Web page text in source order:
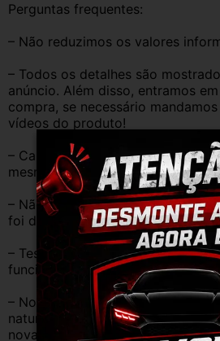
Perguntas frequentes:
– Não reduzimos os valores
– Todos os detalhes são
anúncio. Além disso, entramos
compra, se necessário
vídeos do produto!
– Caso o código original da peça
mesmo descrito no anúncio
– Não temos informação sobre o
foi desmontado. No entanto,
– Testamos as peças antes de
funcionam perfeitamente.
– Nossas peças são USADAS e
natural pelo tempo. Peças
novas e sem uso. No entanto,